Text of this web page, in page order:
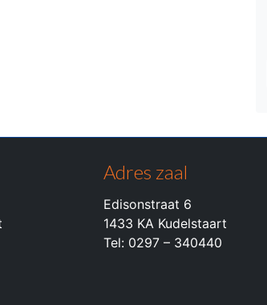
Adres zaal
Edisonstraat 6
1433 KA Kudelstaart
Tel: 0297 – 340440